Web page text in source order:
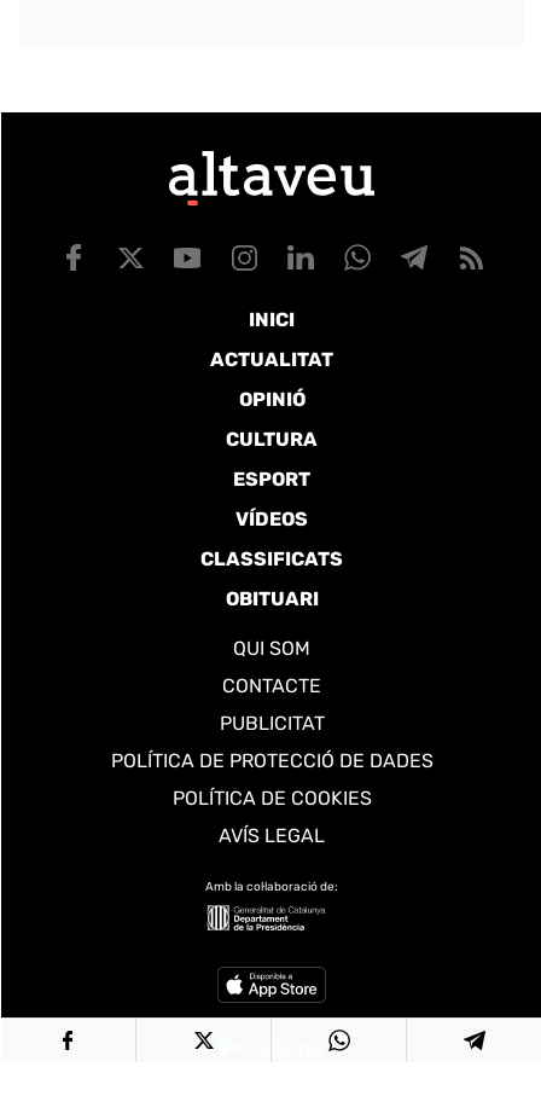
INICI
ACTUALITAT
OPINIÓ
CULTURA
ESPORT
VÍDEOS
CLASSIFICATS
OBITUARI
QUI SOM
CONTACTE
PUBLICITAT
POLÍTICA DE PROTECCIÓ DE DADES
POLÍTICA DE COOKIES
AVÍS LEGAL
Amb la col·laboració de: